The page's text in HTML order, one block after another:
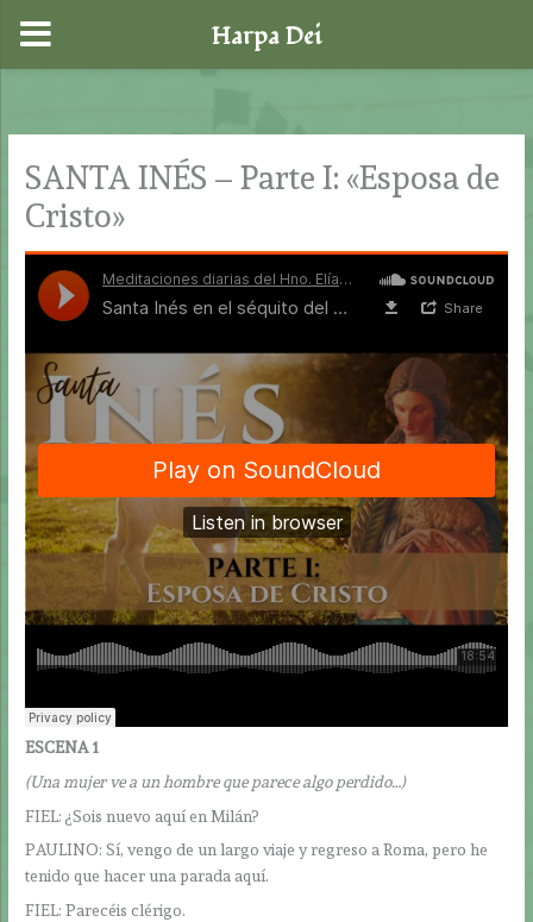
contenido
SANTA INÉS – Parte I: «Esposa de
Cristo»
ESCENA 1
(Una mujer ve a un hombre que parece algo perdido…)
FIEL: ¿Sois nuevo aquí en Milán?
PAULINO: Sí, vengo de un largo viaje y regreso a Roma, pero he
tenido que hacer una parada aquí.
FIEL: Parecéis clérigo.
Harpa Dei